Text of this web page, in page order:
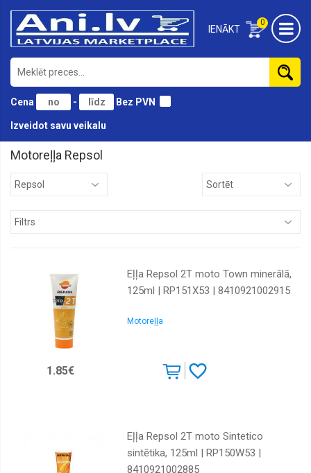
0
IENĀKT
Cena - Bez PVN
Izveidot savu veikalu
Castrol
ELF
Mercedes
Motoreļļa Repsol
Eļļa Repsol 2T moto Town minerālā,
125ml | RP151X53 | 8410921002915
Motoreļļa
1.85€
Eļļa Repsol 2T moto Sintetico
sintētika, 125ml | RP150W53 |
8410921002885